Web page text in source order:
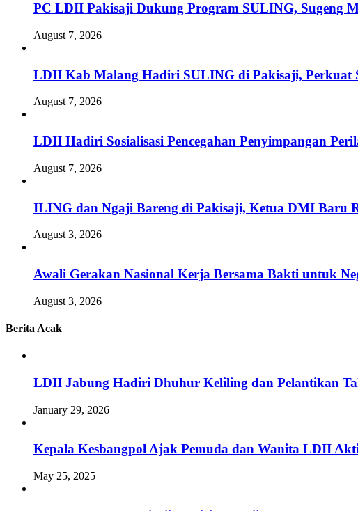
PC LDII Pakisaji Dukung Program SULING, Sugeng
August 7, 2026
LDII Kab Malang Hadiri SULING di Pakisaji, Perkuat
August 7, 2026
LDII Hadiri Sosialisasi Pencegahan Penyimpangan
August 7, 2026
ILING dan Ngaji Bareng di Pakisaji, Ketua DMI Baru
August 3, 2026
Awali Gerakan Nasional Kerja Bersama Bakti untuk
August 3, 2026
Berita Acak
LDII Jabung Hadiri Dhuhur Keliling dan Pelantikan
January 29, 2026
Kepala Kesbangpol Ajak Pemuda dan Wanita LDII
May 25, 2025